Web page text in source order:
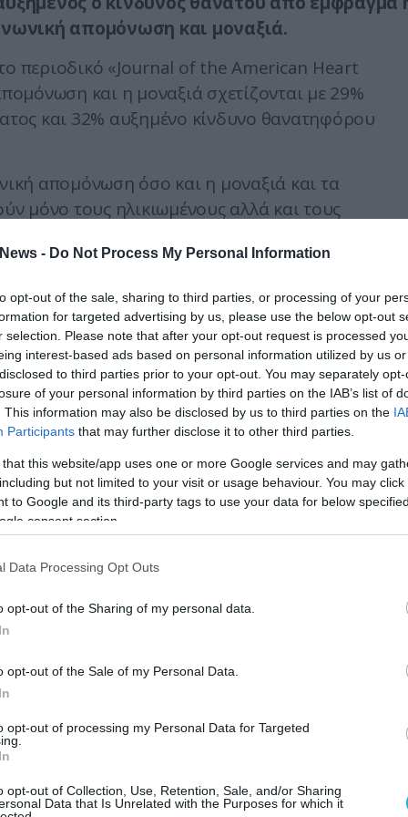
- Do Not Process My Personal Information
opt-out of the sale, sharing to third parties, or processing of your
for targeted advertising by us, please use the below opt-out
selection. Please note that after your opt-out request is processed
interest-based ads based on personal information utilized by us
to third parties prior to your opt-out. You may separately
of your personal information by third parties on the IAB’s list of
This information may also be disclosed by us to third parties on the
Participants that may further disclose it to other third parties.
that this website/app uses one or more Google services and may
but not limited to your visit or usage behaviour. You may
to Google and its third-party tags to use your data for below
consent section.
Data Processing Opt Outs
opt-out of the Sharing of my personal data.
opt-out of the Sale of my Personal Data.
opt-out of processing my Personal Data for Targeted
opt-out of Collection, Use, Retention, Sale, and/or Sharing
Data that Is Unrelated with the Purposes for which it
απομόνωση και μοναξιά.
περιοδικό «Journal of the American Heart
και η μοναξιά σχετίζονται με 29%
και 32% αυξημένο κίνδυνο θανατηφόρου
απομόνωση όσο και η μοναξιά και τα
μόνο τους ηλικιωμένους αλλά και τους
λεγόμενη Γενιά Ζ, την οποία αποτελούν όσοι
στην Ιστορία, κάτι που, μεταξύ άλλων,
κοινωνικής δικτύωσης που έχει οδηγήσει σε
και στον εγκέφαλο, οι νέοι της Γενιάς Ζ,
να εμφανίσουν κατάθλιψη εξαιτίας της
με αυξημένους δείκτες χρόνιας φλεγμονής στο
στρες.
παιδιά, τα οποία, όταν ενηλικιωθούν,
προβλήματα και αυξημένα επίπεδα